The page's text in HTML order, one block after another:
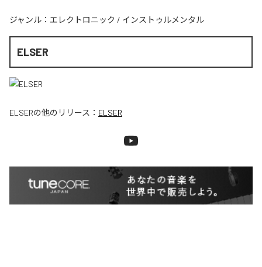
ジャンル： エレクトロニック / インストゥルメンタル
ELSER
ELSERの他のリリース： ELSER